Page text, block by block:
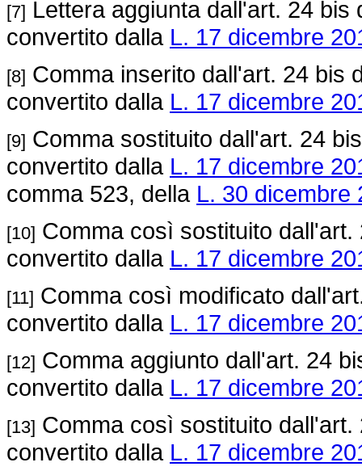
[7] Lettera aggiunta dall'art. 24 bis
convertito dalla L. 17 dicembre
[8] Comma inserito dall'art. 24 bis
convertito dalla L. 17 dicembre
[9] Comma sostituito dall'art. 24
convertito dalla L. 17 dicembre
comma 523, della L. 30 dicembre
[10] Comma così sostituito
convertito dalla L. 17 dicembre
[11] Comma così modificato
convertito dalla L. 17 dicembre
[12] Comma aggiunto dall'art. 24
convertito dalla L. 17 dicembre
[13] Comma così sostituito
convertito dalla L. 17 dicembre